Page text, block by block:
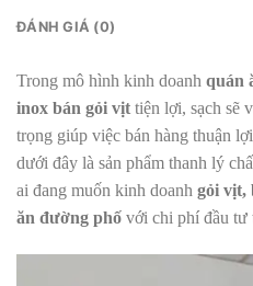
ĐÁNH GIÁ (0)
Trong mô hình kinh doanh quán
inox bán gỏi vịt tiện lợi, sạch sẽ
trọng giúp việc bán hàng thuận
dưới đây là sản phẩm thanh lý
ai đang muốn kinh doanh gỏi vịt,
ăn đường phố với chi phí đầu tư